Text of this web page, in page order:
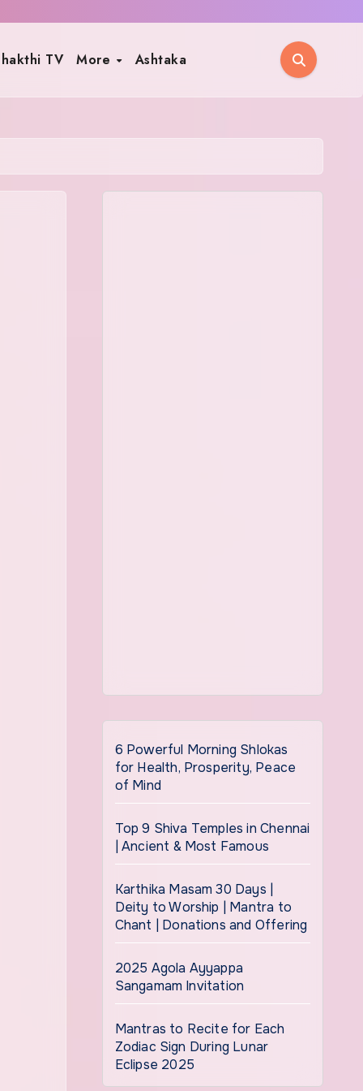
TV More Ashtaka
6 Powerful Morning Shlokas
for Health, Prosperity, Peace
of Mind
Top 9 Shiva Temples in Chennai
| Ancient & Most Famous
Karthika Masam 30 Days |
Deity to Worship | Mantra to
Chant | Donations and Offering
2025 Agola Ayyappa
Sangamam Invitation
Mantras to Recite for Each
Zodiac Sign During Lunar
Eclipse 2025